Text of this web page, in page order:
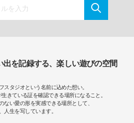
出を記録する、楽しい遊びの空間
スタジオという名前に込めた想い。
きている証を確認できる場所になること。
ない愛の形を実感できる場所として、
人生を写しています。